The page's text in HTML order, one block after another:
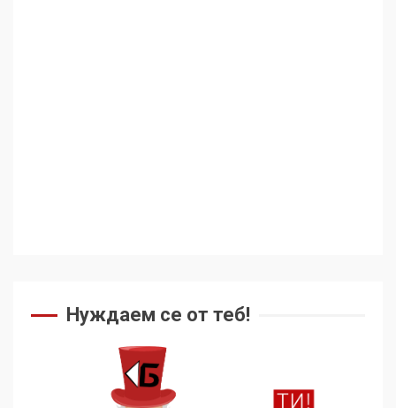
Нуждаем се от теб!
136 страни в ООН
подкрепиха Куба, България